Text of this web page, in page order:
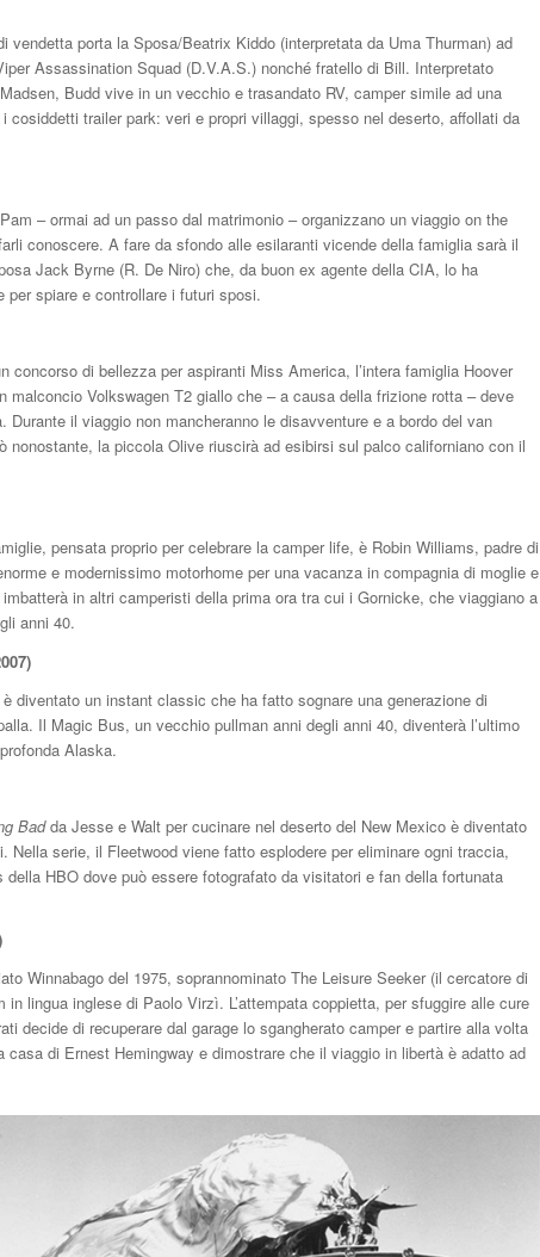
porta la Sposa/Beatrix Kiddo (interpretata da Uma Thurman) ad
Assassination Squad (D.V.A.S.) nonché fratello di Bill. Interpretato
Budd vive in un vecchio e trasandato RV, camper simile ad una
cosiddetti trailer park: veri e propri villaggi, spesso nel deserto, affollati da
– ormai ad un passo dal matrimonio – organizzano un viaggio on the
conoscere. A fare da sfondo alle esilaranti vicende della famiglia sarà il
Jack Byrne (R. De Niro) che, da buon ex agente della CIA, lo ha
spiare e controllare i futuri sposi.
concorso di bellezza per aspiranti Miss America, l’intera famiglia Hoover
malconcio Volkswagen T2 giallo che – a causa della frizione rotta – deve
Durante il viaggio non mancheranno le disavventure e a bordo del van
nonostante, la piccola Olive riuscirà ad esibirsi sul palco californiano con il
pensata proprio per celebrare la camper life, è Robin Williams, padre di
e modernissimo motorhome per una vacanza in compagnia di moglie e
in altri camperisti della prima ora tra cui i Gornicke, che viaggiano a
anni 40.
diventato un instant classic che ha fatto sognare una generazione di
Il Magic Bus, un vecchio pullman anni degli anni 40, diventerà l’ultimo
Alaska.
Badda Jesse e Walt per cucinare nel deserto del New Mexico è diventato
Nella serie, il Fleetwood viene fatto esplodere per eliminare ogni traccia,
HBO dove può essere fotografato da visitatori e fan della fortunata
Winnabago del 1975, soprannominato The Leisure Seeker (il cercatore di
lingua inglese di Paolo Virzì. L’attempata coppietta, per sfuggire alle cure
decide di recuperare dal garage lo sgangherato camper e partire alla volta
di Ernest Hemingway e dimostrare che il viaggio in libertà è adatto ad